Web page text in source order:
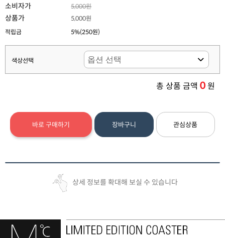
소비자가 5,000원
상품가
5,000원
적립금
5%(250원)
색상선택
총 상품 금액 0원
바로 구매하기 장바구니 관심상품
상세 정보를 확대해 보실 수 있습니다